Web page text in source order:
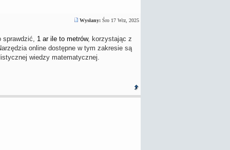
Wysłany:Śro 17 Wrz, 2025
1 ar ile to metrów, korzystając z
online dostępne w tym zakresie są
wiedzy matematycznej.